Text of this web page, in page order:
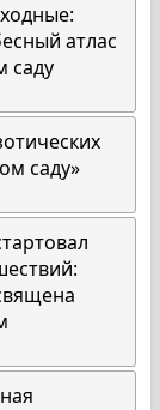
атлас
саду
саду»